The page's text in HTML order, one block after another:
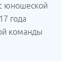
юношеской
года
команды